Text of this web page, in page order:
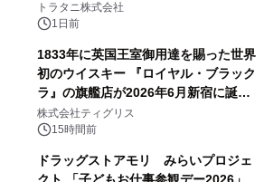
トラタニ株式会社
1日前
1833年に英国王室御用達を賜った世界
初のウイスキー 『ロイヤル・ブラック
ラ』の旗艦店が2026年6月新宿に誕
生 バカルディ ジャパンと連携した
没入型バー「BAR Arca」
株式会社ティグリス
15時間前
ドラッグストアモリ みらいプロジェ